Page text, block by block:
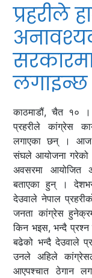
प्रहरीले
लगाइन्छ
काठमाडौं, चैत १० ।
प्रहरीले कांग्रेस
लगाएका छन् । आज
संघले आयोजना गरेको
अवसरमा आयोजित
बताएका हुन् ।
देउवाले नेपाल
जनता कांग्रेस
किन भइस, भन्दै प्रश्न
बढेको भन्दै देउवाले
उनले अहिले
आएपश्चात ठेगान